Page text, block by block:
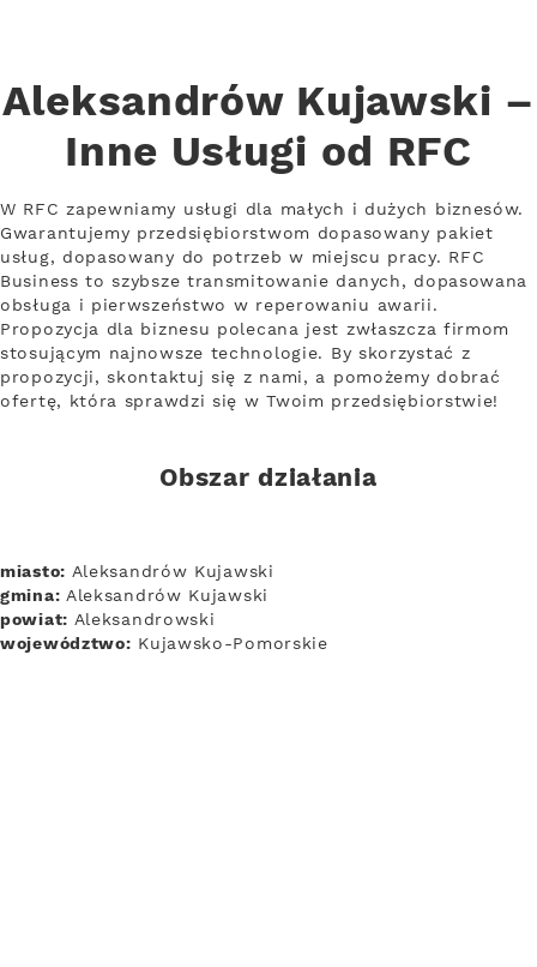
Aleksandrów Kujawski –
Inne Usługi od RFC
W RFC zapewniamy usługi dla małych i dużych biznesów.
Gwarantujemy przedsiębiorstwom dopasowany pakiet
usług, dopasowany do potrzeb w miejscu pracy. RFC
Business to szybsze transmitowanie danych, dopasowana
obsługa i pierwszeństwo w reperowaniu awarii.
Propozycja dla biznesu polecana jest zwłaszcza firmom
stosującym najnowsze technologie. By skorzystać z
propozycji, skontaktuj się z nami, a pomożemy dobrać
ofertę, która sprawdzi się w Twoim przedsiębiorstwie!
Obszar działania
miasto: Aleksandrów Kujawski
gmina: Aleksandrów Kujawski
powiat: Aleksandrowski
województwo: Kujawsko-Pomorskie